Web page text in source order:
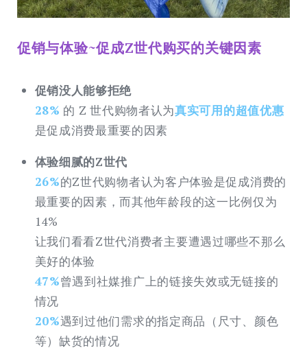
促销与体验~促成Z世代购买的关键因素
促销没人能够拒绝
28% 的 Z 世代购物者认为真实可用的超值优惠
是促成消费最重要的因素
体验细腻的Z世代
26%的Z世代购物者认为客户体验是促成消费的
最重要的因素，而其他年龄段的这一比例仅为
14%
让我们看看Z世代消费者主要遭遇过哪些不那么
美好的体验
47%曾遇到社媒推广上的链接失效或无链接的
情况
20%遇到过他们需求的指定商品（尺寸、颜色
等）缺货的情况